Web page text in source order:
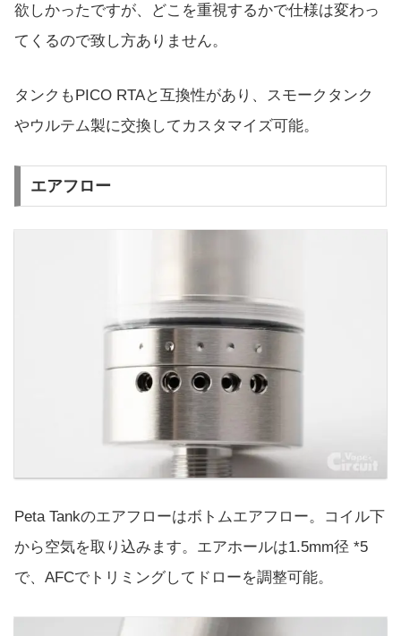
欲しかったですが、どこを重視するかで仕様は変わっ
てくるので致し方ありません。
タンクもPICO RTAと互換性があり、スモークタンク
やウルテム製に交換してカスタマイズ可能。
エアフロー
Peta Tankのエアフローはボトムエアフロー。コイル下
から空気を取り込みます。エアホールは1.5mm径 *5
で、AFCでトリミングしてドローを調整可能。